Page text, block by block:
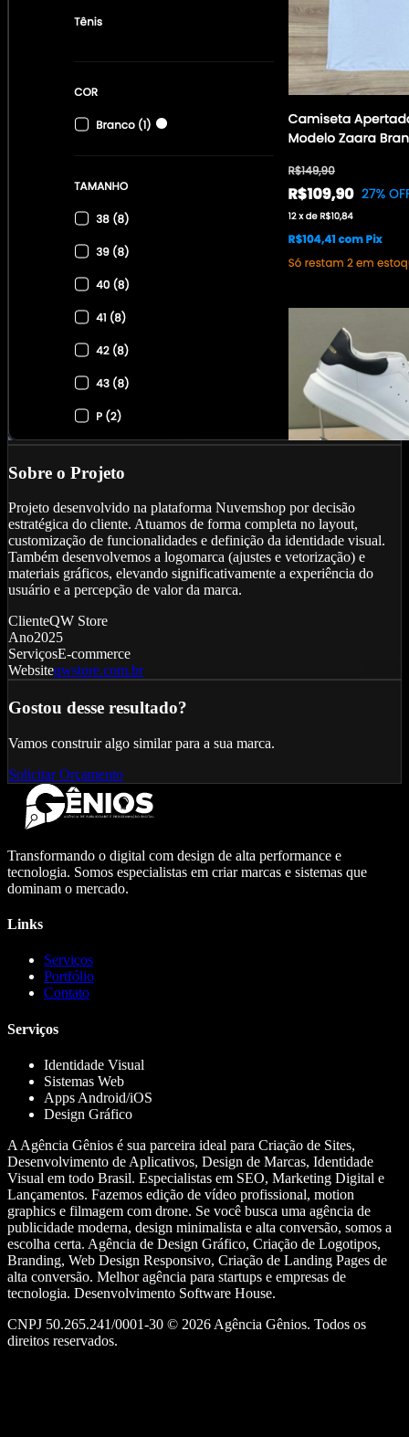
Sobre o Projeto
Projeto desenvolvido na plataforma Nuvemshop por decisão
estratégica do cliente. Atuamos de forma completa no layout,
customização de funcionalidades e definição da identidade visual.
Também desenvolvemos a logomarca (ajustes e vetorização) e
materiais gráficos, elevando significativamente a experiência do
usuário e a percepção de valor da marca.
ClienteQW Store
Ano2025
ServiçosE-commerce
Websiteqwstore.com.br
Gostou desse resultado?
Vamos construir algo similar para a sua marca.
Solicitar Orçamento
Transformando o digital com design de alta performance e
tecnologia. Somos especialistas em criar marcas e sistemas que
dominam o mercado.
Links
Serviços
Portfólio
Contato
Serviços
Identidade Visual
Sistemas Web
Apps Android/iOS
Design Gráfico
A Agência Gênios é sua parceira ideal para Criação de Sites,
Desenvolvimento de Aplicativos, Design de Marcas, Identidade
Visual em todo Brasil. Especialistas em SEO, Marketing Digital e
Lançamentos. Fazemos edição de vídeo profissional, motion
graphics e filmagem com drone. Se você busca uma agência de
publicidade moderna, design minimalista e alta conversão, somos a
escolha certa. Agência de Design Gráfico, Criação de Logotipos,
Branding, Web Design Responsivo, Criação de Landing Pages de
alta conversão. Melhor agência para startups e empresas de
tecnologia. Desenvolvimento Software House.
CNPJ 50.265.241/0001-30 © 2026 Agência Gênios. Todos os
direitos reservados.